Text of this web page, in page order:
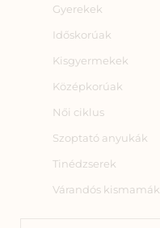
Gyerekek
Időskorúak
Kisgyermekek
Középkorúak
Női ciklus
Szoptató anyukák
Tinédzserek
Várandós kismamák